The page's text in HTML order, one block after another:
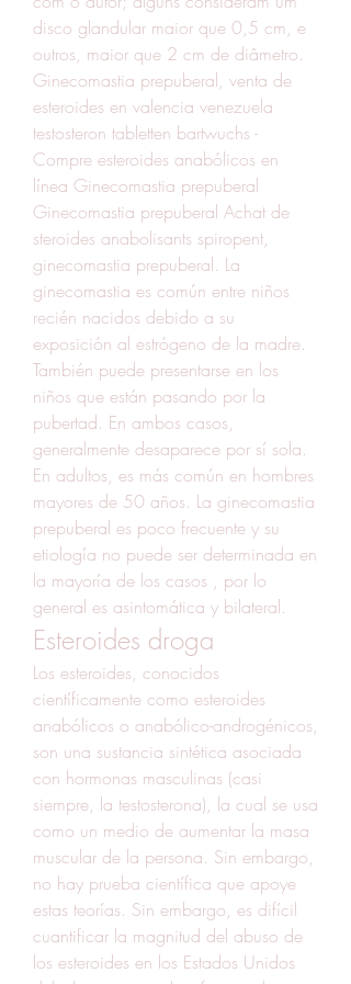
disco glandular maior que 0,5 cm, e
outros, maior que 2 cm de diâmetro.
Ginecomastia prepuberal, venta de
esteroides en valencia venezuela
testosteron tabletten bartwuchs -
Compre esteroides anabólicos en
línea Ginecomastia prepuberal
Ginecomastia prepuberal Achat de
steroides anabolisants spiropent,
ginecomastia prepuberal. La
ginecomastia es común entre niños
recién nacidos debido a su
exposición al estrógeno de la madre.
También puede presentarse en los
niños que están pasando por la
pubertad. En ambos casos,
generalmente desaparece por sí sola.
En adultos, es más común en hombres
mayores de 50 años. La ginecomastia
prepuberal es poco frecuente y su
etiología no puede ser determinada en
la mayoría de los casos , por lo
general es asintomática y bilateral.
Esteroides droga
Los esteroides, conocidos
científicamente como esteroides
anabólicos o anabólico-androgénicos,
son una sustancia sintética asociada
con hormonas masculinas (casi
siempre, la testosterona), la cual se usa
como un medio de aumentar la masa
muscular de la persona. Sin embargo,
no hay prueba científica que apoye
estas teorías. Sin embargo, es difícil
cuantificar la magnitud del abuso de
los esteroides en los Estados Unidos